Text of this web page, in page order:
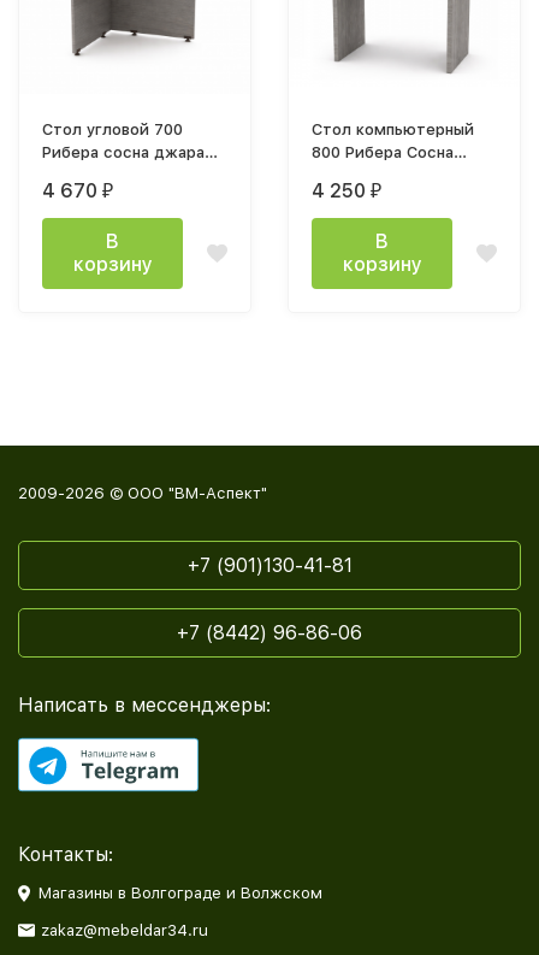
Стол угловой 700
Рибера сосна джара
4 670 ₽
В
корзину
Стол компьютерный
800 Рибера Сосна
столешница Ватервуд
4 250 ₽
В
корзину
2009-2026 © ООО "ВМ-Аспект"
+7 (901)130-41-81
+7 (8442) 96-86-06
Написать в мессенджеры:
Контакты:
Магазины в Волгограде и Волжском
zakaz@mebeldar34.ru